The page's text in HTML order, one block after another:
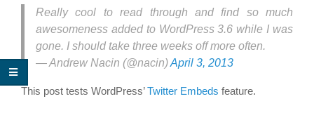
Really cool to read through and find so much
awesomeness added to WordPress 3.6 while I was
gone. I should take three weeks off more often.
— Andrew Nacin (@nacin)April 3, 2013
This post tests WordPress’Twitter Embeds feature.